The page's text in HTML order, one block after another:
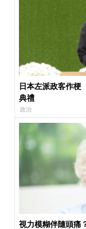
日本左派政客作
典禮
政治
視力模糊伴隨頭痛